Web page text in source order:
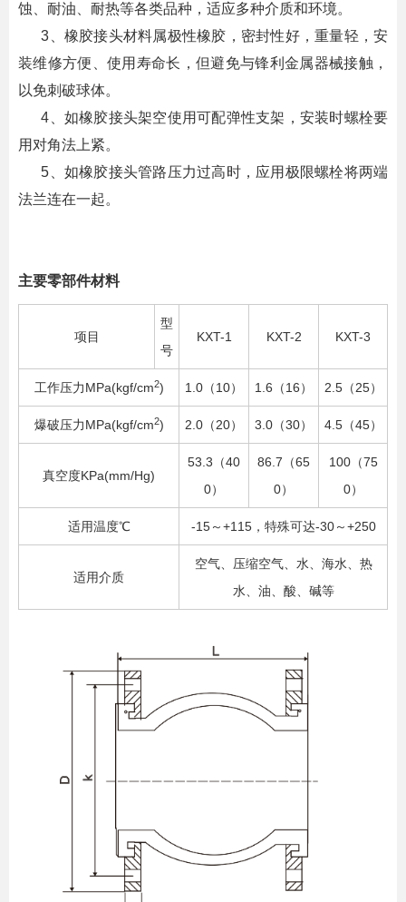
蚀、耐油、耐热等各类品种，适应多种介质和环境。
3、橡胶接头材料属极性橡胶，密封性好，重量轻，安
装维修方便、使用寿命长，但避免与锋利金属器械接触，
以免刺破球体。
4、如橡胶接头架空使用可配弹性支架，安装时螺栓要
用对角法上紧。
5、如橡胶接头管路压力过高时，应用极限螺栓将两端
法兰连在一起。
主要零部件材料
项目
型
号
KXT-1 KXT-2 KXT-3
工作压力MPa(kgf/cm2) 1.0（10） 1.6（16） 2.5（25）
爆破压力MPa(kgf/cm2) 2.0（20） 3.0（30） 4.5（45）
真空度KPa(mm/Hg)
53.3（40
0）
86.7（65
0）
100（75
0）
适用温度℃ -15～+115，特殊可达-30～+250
适用介质
空气、压缩空气、水、海水、热
水、油、酸、碱等